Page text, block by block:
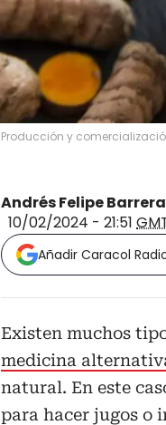
Producción y
Andrés Felipe Barrera
10/02/2024 - 21:51
Añadir Caracol
Existen muchos
medicina
natural. En este
para hacer jugos o